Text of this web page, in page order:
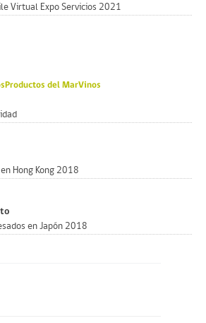
Virtual Expo Servicios 2021
Productos del MarVinos
Hong Kong 2018
en Japón 2018